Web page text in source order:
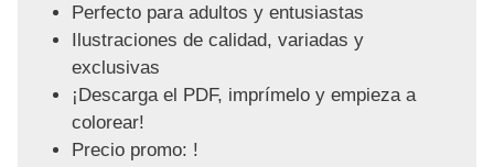
Perfecto para adultos y entusiastas
Ilustraciones de calidad, variadas y
exclusivas
¡Descarga el PDF, imprímelo y empieza a
colorear!
Precio promo: !